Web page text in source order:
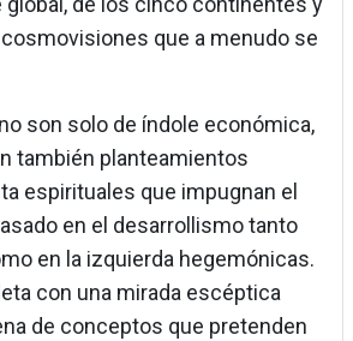
que a menudo se
son solo de índole económica,
también planteamientos
espirituales que impugnan el
en el desarrollismo tanto
en la izquierda hegemónicas.
con una mirada escéptica
de conceptos que pretenden